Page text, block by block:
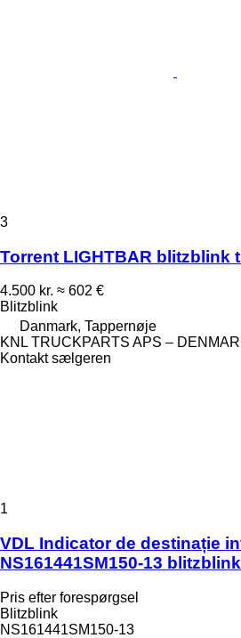
3
Torrent LIGHTBAR blitzblink
4.500 kr. ≈ 602 €
Blitzblink
Danmark, Tappernøje
KNL TRUCKPARTS APS –
Kontakt sælgeren
1
VDL Indicator de destinație
NS161441SM150-13
Pris efter forespørgsel
Blitzblink
NS161441SM150-13